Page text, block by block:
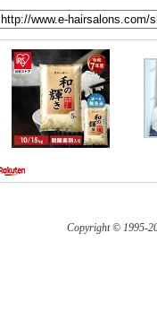
Copyright © 1995-